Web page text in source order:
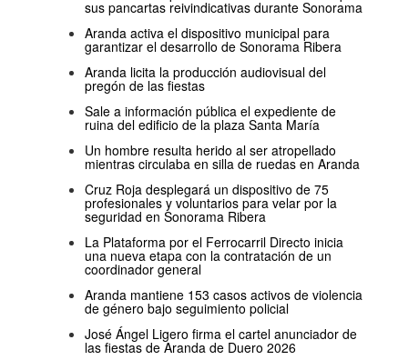
sus pancartas reivindicativas durante Sonorama
Aranda activa el dispositivo municipal para
garantizar el desarrollo de Sonorama Ribera
Aranda licita la producción audiovisual del
pregón de las fiestas
Sale a información pública el expediente de
ruina del edificio de la plaza Santa María
Un hombre resulta herido al ser atropellado
mientras circulaba en silla de ruedas en Aranda
Cruz Roja desplegará un dispositivo de 75
profesionales y voluntarios para velar por la
seguridad en Sonorama Ribera
La Plataforma por el Ferrocarril Directo inicia
una nueva etapa con la contratación de un
coordinador general
Aranda mantiene 153 casos activos de violencia
de género bajo seguimiento policial
José Ángel Ligero firma el cartel anunciador de
las fiestas de Aranda de Duero 2026